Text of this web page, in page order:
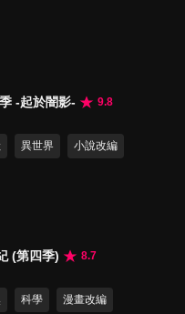
-起於闇影-
9.8
異世界 小說改編
(第四季)
8.7
科學 漫畫改編